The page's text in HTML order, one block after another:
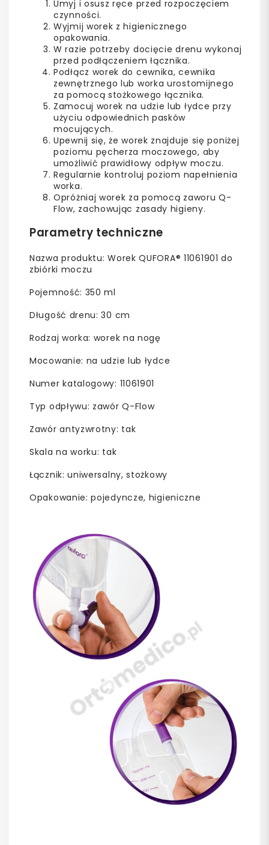
Umyj i osusz ręce przed rozpoczęciem
czynności.
Wyjmij worek z higienicznego
opakowania.
W razie potrzeby docięcie drenu wykonaj
przed podłączeniem łącznika.
Podłącz worek do cewnika, cewnika
zewnętrznego lub worka urostomijnego
za pomocą stożkowego łącznika.
Zamocuj worek na udzie lub łydce przy
użyciu odpowiednich pasków
mocujących.
Upewnij się, że worek znajduje się poniżej
poziomu pęcherza moczowego, aby
umożliwić prawidłowy odpływ moczu.
Regularnie kontroluj poziom napełnienia
worka.
Opróżniaj worek za pomocą zaworu Q-
Flow, zachowując zasady higieny.
Parametry techniczne
Nazwa produktu: Worek QUFORA® 11061901 do
zbiórki moczu
Pojemność: 350 ml
Długość drenu: 30 cm
Rodzaj worka: worek na nogę
Mocowanie: na udzie lub łydce
Numer katalogowy: 11061901
Typ odpływu: zawór Q-Flow
Zawór antyzwrotny: tak
Skala na worku: tak
Łącznik: uniwersalny, stożkowy
Opakowanie: pojedyncze, higieniczne